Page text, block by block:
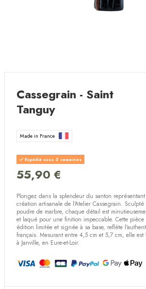
Cassegrain - Saint
Tanguy
Made in France
Expédié sous 2 semaines
55,90 €
Plongez dans la splendeur du santon
création artisanale de l'Atelier Cassegrain.
poudre de marbre, chaque détail est
et laqué pour une finition impeccable. Cette pièce
édition limitée et signée à sa base, reflète
français. Mesurant entre 4,5 cm et 5,7 cm, elle
à Janville, en Eure-et-Loir.